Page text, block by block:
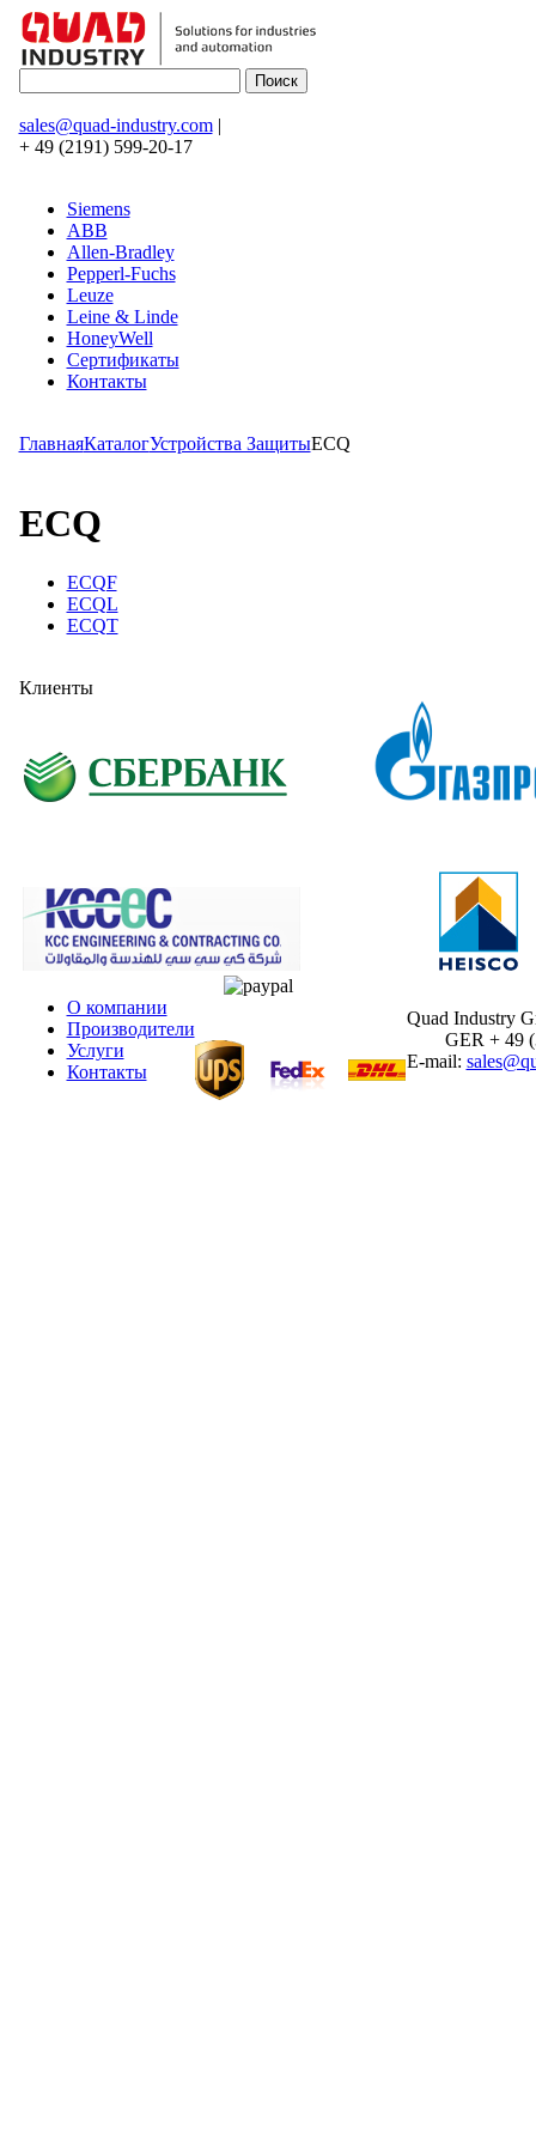
sales@quad-industry.com|
+ 49 (2191) 599-20-17
Siemens
ABB
Allen-Bradley
Pepperl-Fuchs
Leuze
Leine & Linde
HoneyWell
Сертификаты
Контакты
ГлавнаяКаталогУстройства ЗащитыECQ
ECQ
ECQF
ECQL
ECQT
Клиенты
О компании
Производители
Услуги
Контакты
Quad Industry
GER + 49
E-mail: